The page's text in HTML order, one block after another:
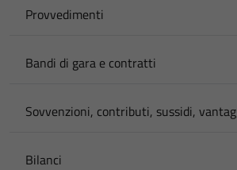
Provvedimenti
Bandi di gara e contratti
Sovvenzioni, contributi, sussidi,
Bilanci